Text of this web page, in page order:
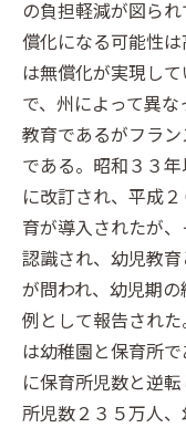
の負担軽減が図ら
償化になる可能性
は無償化が実現し
で、州によって異
教育であるがフラ
である。昭和３３
に改訂され、平成
育が導入されたが
認識され、幼児教
が問われ、幼児期
例として報告され
は幼稚園と保育所
に保育所児数と逆
所児数２３５万人